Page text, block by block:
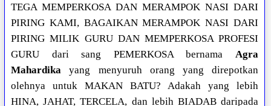
TEGA MEMPERKOSA DAN MERAMPOK NASI DARI
PIRING KAMI, BAGAIKAN MERAMPOK NASI DARI
PIRING MILIK GURU DAN MEMPERKOSA PROFESI
GURU dari sang PEMERKOSA bernama Agra
Mahardika yang menyuruh orang yang direpotkan
olehnya untuk MAKAN BATU? Adakah yang lebih
HINA, JAHAT, TERCELA, dan lebih BIADAB daripada